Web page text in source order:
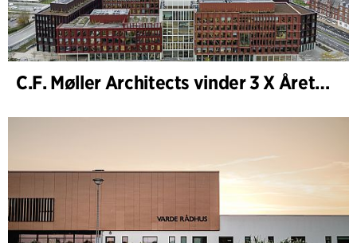
C.F. Møller Architects vinder 3 X Årets Byggeri 2025